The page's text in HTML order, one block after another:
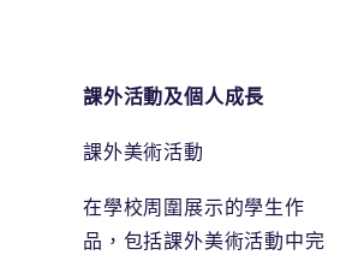
課外活動及個人成長
課外美術活動
在學校周圍展示的學生作
品，包括課外美術活動中完